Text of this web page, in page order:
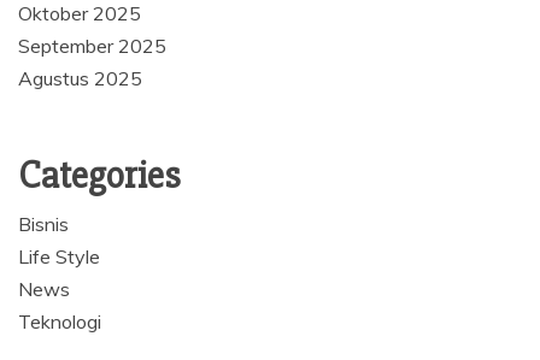
Oktober 2025
September 2025
Agustus 2025
Categories
Bisnis
Life Style
News
Teknologi